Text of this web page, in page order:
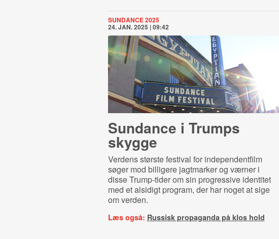
SUNDANCE 2025
24. JAN. 2025 | 09:42
Sundance i Trumps
skygge
Verdens største festival for independentfilm
søger mod billigere jagtmarker og værner i
disse Trump-tider om sin progressive identitet
med et alsidigt program, der har noget at sige
om verden.
Læs også: Russisk propaganda på klos hold